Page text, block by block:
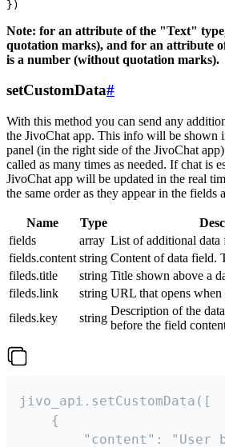
Note: for an attribute of the "Text"
quotation marks), and for an attribute
is a number (without quotation marks).
setCustomData#
With this method you can send any
the JivoChat app. This info will be shown
panel (in the right side of the JivoChat
called as many times as needed. If chat is
JivoChat app will be updated in the real
the same order as they appear in the fields
Name Type
fields
array List of additional data
fields.content string Content of data field.
fileds.title
string Title shown above a
fileds.link
string URL that opens
fileds.key
string
Description of the
before the field
jivo_api.setCustomData([
    {
"content": "User